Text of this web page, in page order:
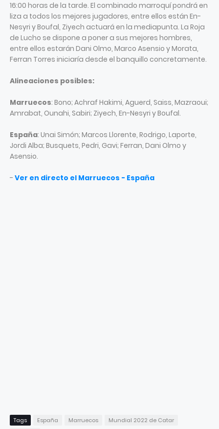
16:00 horas de la tarde. El combinado marroquí pondrá en
liza a todos los mejores jugadores, entre ellos están En-
Nesyri y Boufal, Ziyech actuará en la mediapunta. La Roja
de Lucho se dispone a poner a sus mejores hombres,
entre ellos estarán Dani Olmo, Marco Asensio y Morata,
Ferran Torres iniciaría desde el banquillo concretamente.
Alineaciones posibles:
Marruecos: Bono; Achraf Hakimi, Aguerd, Saiss, Mazraoui;
Amrabat, Ounahi, Sabiri; Ziyech, En-Nesyri y Boufal.
España: Unai Simón; Marcos Llorente, Rodrigo, Laporte,
Jordi Alba; Busquets, Pedri, Gavi; Ferran, Dani Olmo y
Asensio.
- Ver en directo el Marruecos - España
Tags España Marruecos
Mundial 2022 de Catar